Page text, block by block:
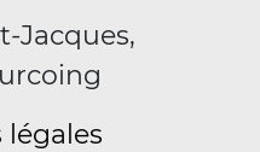
Jacques,